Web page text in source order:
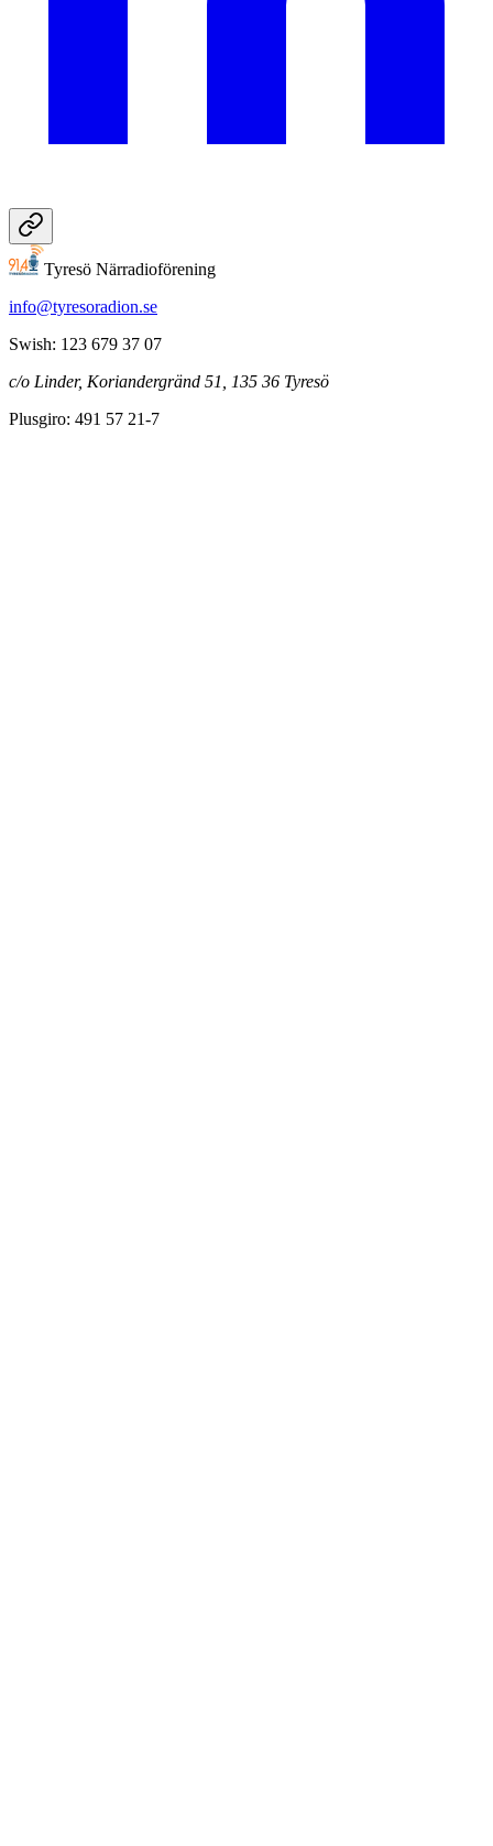
Tyresö Närradioförening
info@tyresoradion.se
Swish: 123 679 37 07
c/o Linder, Koriandergränd 51, 135 36 Tyresö
Plusgiro: 491 57 21-7